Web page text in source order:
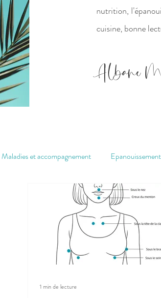
nutrition,
cuisine, bonne
Albane
Maladies et accompagnement
La Gazette du cabinet
1 min de lecture